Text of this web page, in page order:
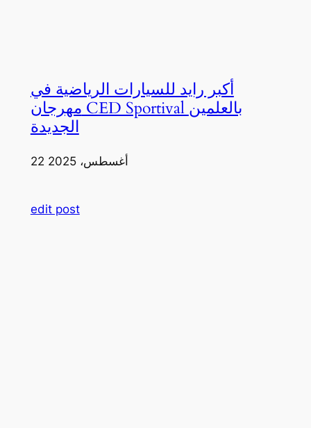
أكبر رايد للسيارات الرياضية في
مهرجان CED Sportival بالعلمين
الجديدة
22 أغسطس، 2025
edit post